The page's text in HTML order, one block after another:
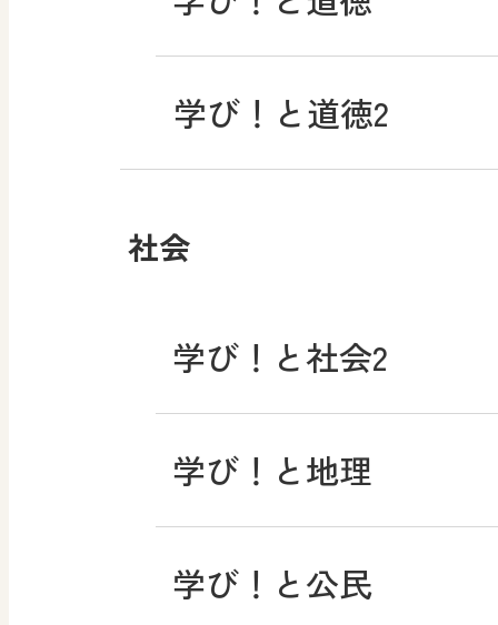
学び！と道徳2
社会
学び！と社会2
学び！と地理
学び！と公民